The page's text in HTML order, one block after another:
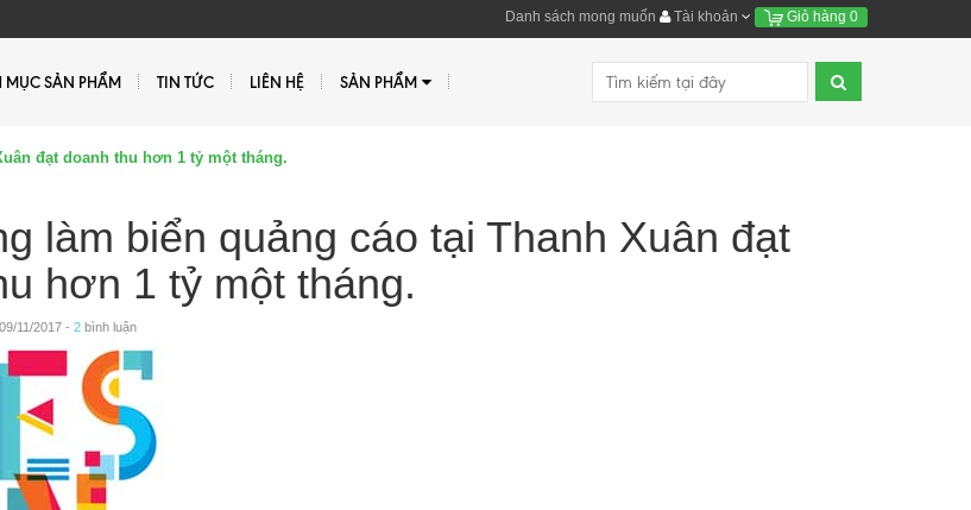
Danh sách mong muốn Tài khoản Giỏ hàng 0
MỤC SẢN PHẨM TIN TỨC LIÊN HỆ SẢN PHẨM
đạt doanh thu hơn 1 tỷ một tháng.
làm biển quảng cáo tại Thanh Xuân đạt
hơn 1 tỷ một tháng.
11/2017 - 2bình luận